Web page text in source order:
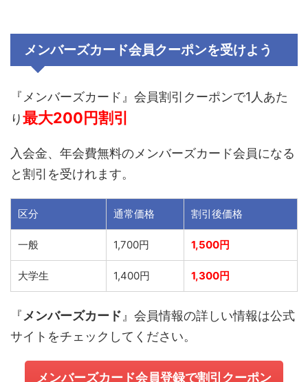
メンバーズカード会員クーポンを受けよう
『メンバーズカード』会員割引クーポンで1人あた
り最大200円割引
入会金、年会費無料のメンバーズカード会員になる
と割引を受けれます。
区分 通常価格 割引後価格
一般 1,700円 1,500円
大学生 1,400円 1,300円
『 メンバーズカード 』会員情報の詳しい情報は公式
サイトをチェックしてください。
メンバーズカード会員登録で割引クーポン